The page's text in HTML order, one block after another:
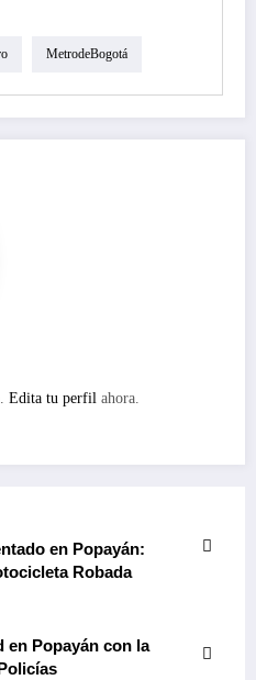
MetrodeBogotá
Edita tu perfil ahora.
en Popayán:
Robada
en Popayán con la